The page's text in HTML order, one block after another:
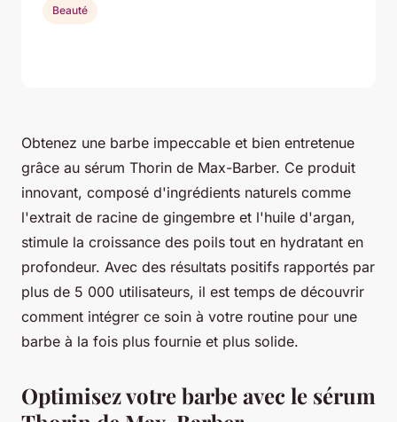
Obtenez une barbe impeccable et bien entretenue
grâce au sérum Thorin de Max-Barber. Ce produit
innovant, composé d'ingrédients naturels comme
l'extrait de racine de gingembre et l'huile d'argan,
stimule la croissance des poils tout en hydratant en
profondeur. Avec des résultats positifs rapportés par
plus de 5 000 utilisateurs, il est temps de découvrir
comment intégrer ce soin à votre routine pour une
barbe à la fois plus fournie et plus solide.
Optimisez votre barbe avec le sérum
Beauté